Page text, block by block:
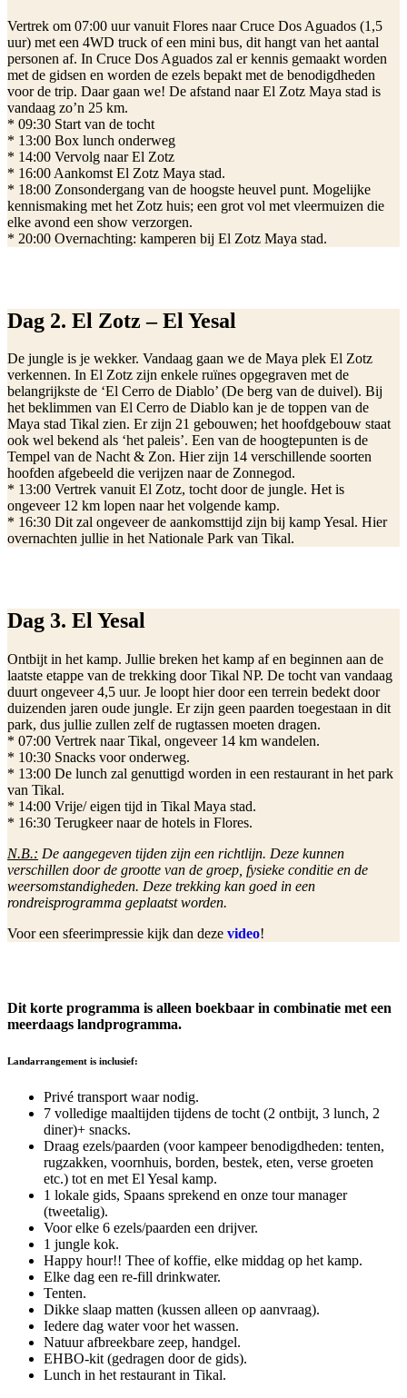
Vertrek om 07:00 uur vanuit Flores naar Cruce Dos Aguados (1,5
uur) met een 4WD truck of een mini bus, dit hangt van het aantal
personen af. In Cruce Dos Aguados zal er kennis gemaakt worden
met de gidsen en worden de ezels bepakt met de benodigdheden
voor de trip. Daar gaan we! De afstand naar El Zotz Maya stad is
vandaag zo’n 25 km.
* 09:30 Start van de tocht
* 13:00 Box lunch onderweg
* 14:00 Vervolg naar El Zotz
* 16:00 Aankomst El Zotz Maya stad.
* 18:00 Zonsondergang van de hoogste heuvel punt. Mogelijke
kennismaking met het Zotz huis; een grot vol met vleermuizen die
elke avond een show verzorgen.
* 20:00 Overnachting: kamperen bij El Zotz Maya stad.
Dag 2. El Zotz – El Yesal
De jungle is je wekker. Vandaag gaan we de Maya plek El Zotz
verkennen. In El Zotz zijn enkele ruïnes opgegraven met de
belangrijkste de ‘El Cerro de Diablo’ (De berg van de duivel). Bij
het beklimmen van El Cerro de Diablo kan je de toppen van de
Maya stad Tikal zien. Er zijn 21 gebouwen; het hoofdgebouw staat
ook wel bekend als ‘het paleis’. Een van de hoogtepunten is de
Tempel van de Nacht & Zon. Hier zijn 14 verschillende soorten
hoofden afgebeeld die verijzen naar de Zonnegod.
* 13:00 Vertrek vanuit El Zotz, tocht door de jungle. Het is
ongeveer 12 km lopen naar het volgende kamp.
* 16:30 Dit zal ongeveer de aankomsttijd zijn bij kamp Yesal. Hier
overnachten jullie in het Nationale Park van Tikal.
Dag 3. El Yesal
Ontbijt in het kamp. Jullie breken het kamp af en beginnen aan de
laatste etappe van de trekking door Tikal NP. De tocht van vandaag
duurt ongeveer 4,5 uur. Je loopt hier door een terrein bedekt door
duizenden jaren oude jungle. Er zijn geen paarden toegestaan in dit
park, dus jullie zullen zelf de rugtassen moeten dragen.
* 07:00 Vertrek naar Tikal, ongeveer 14 km wandelen.
* 10:30 Snacks voor onderweg.
* 13:00 De lunch zal genuttigd worden in een restaurant in het park
van Tikal.
* 14:00 Vrije/ eigen tijd in Tikal Maya stad.
* 16:30 Terugkeer naar de hotels in Flores.
N.B.: De aangegeven tijden zijn een richtlijn. Deze kunnen
verschillen door de grootte van de groep, fysieke conditie en de
weersomstandigheden. Deze trekking kan goed in een
rondreisprogramma geplaatst worden.
Voor een sfeerimpressie kijk dan deze video!
Dit korte programma is alleen boekbaar in combinatie met een
meerdaags landprogramma.
Landarrangement is inclusief:
Privé transport waar nodig.
7 volledige maaltijden tijdens de tocht (2 ontbijt, 3 lunch, 2
diner)+ snacks.
Draag ezels/paarden (voor kampeer benodigdheden: tenten,
rugzakken, voornhuis, borden, bestek, eten, verse groeten
etc.) tot en met El Yesal kamp.
1 lokale gids, Spaans sprekend en onze tour manager
(tweetalig).
Voor elke 6 ezels/paarden een drijver.
1 jungle kok.
Happy hour!! Thee of koffie, elke middag op het kamp.
Elke dag een re-fill drinkwater.
Tenten.
Dikke slaap matten (kussen alleen op aanvraag).
Iedere dag water voor het wassen.
Natuur afbreekbare zeep, handgel.
EHBO-kit (gedragen door de gids).
Lunch in het restaurant in Tikal.